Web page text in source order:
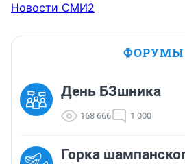
Новости СМИ2
ФОРУМЫ
День БЗшника
168 666 1 000
Горка